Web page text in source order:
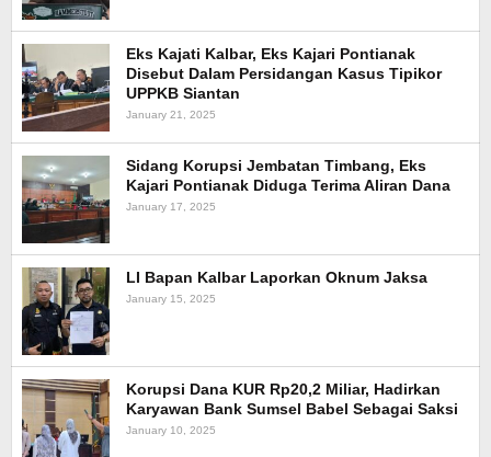
Eks Kajati Kalbar, Eks Kajari Pontianak
Disebut Dalam Persidangan Kasus Tipikor
UPPKB Siantan
January 21, 2025
Sidang Korupsi Jembatan Timbang, Eks
Kajari Pontianak Diduga Terima Aliran Dana
January 17, 2025
LI Bapan Kalbar Laporkan Oknum Jaksa
January 15, 2025
Korupsi Dana KUR Rp20,2 Miliar, Hadirkan
Karyawan Bank Sumsel Babel Sebagai Saksi
January 10, 2025